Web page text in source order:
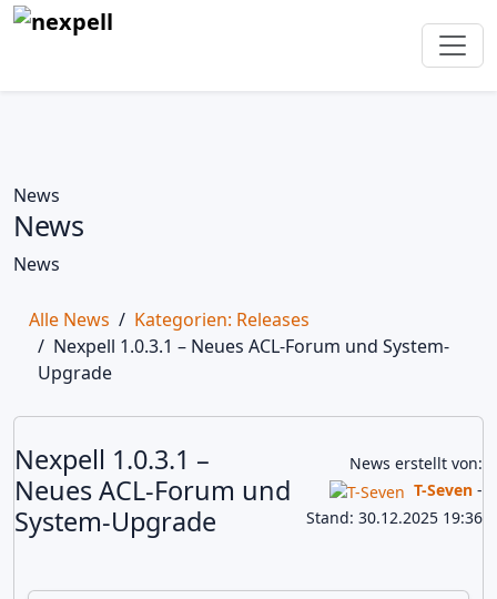
News
News
News
Alle News
Kategorien: Releases
Nexpell 1.0.3.1 – Neues ACL-Forum und System-
Upgrade
Dezember
2025
Nexpell 1.0.3.1 –
Neues ACL-Forum und
System-Upgrade
News erstellt von:
T-Seven -
Stand: 30.12.2025 19:36